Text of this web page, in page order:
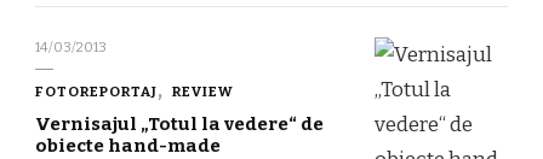
14/03/2013
FOTOREPORTAJ REVIEW
Vernisajul „Totul la vedere“ de
obiecte hand-made